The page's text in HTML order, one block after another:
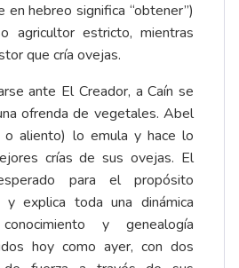
en hebreo significa “obtener”)
agricultor estricto, mientras
que cría ovejas.
ante El Creador, a Caín se
ofrenda de vegetales. Abel
o aliento) lo emula y hace lo
crías de sus ovejas. El
para el propósito
y explica toda una dinámica
y genealogía
hoy como ayer, con dos